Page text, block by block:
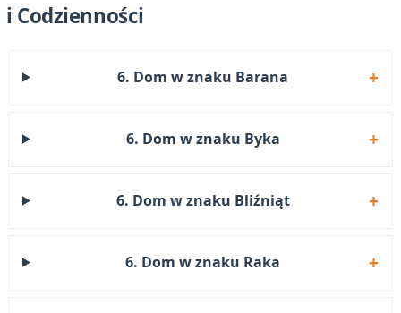
i Codzienności
6. Dom w znaku Barana
6. Dom w znaku Byka
6. Dom w znaku Bliźniąt
6. Dom w znaku Raka